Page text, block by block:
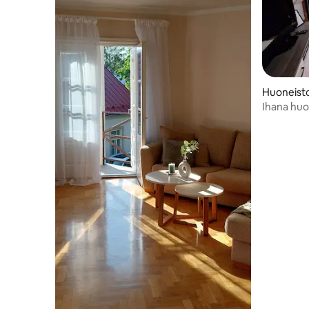
katujen kulmassa sijaitsevassa liiketilassa
oli jo kaksi suurempaa ikkunaa kuin tässä.
Muuten ikkunoita oli kuusi. Vuonna 1940
rakennus kansallistettiin, ja sodan jälkeen
NKVD toimi pohjakerroksessa. Lokerot
jätettiin vuonna 1944, ja ne luultavasti
upposivat laivan uponessa.
Neuvostoaikana talon sisätilojen
suunnittelua muutettiin, ja rakennus
jaettiin useampiin huoneistoihin. 2000-
luvun toisella vuosikymmenellä
rakennukseen tehtiin uusi katto ja katto
sekä uudet sopivat ikkunat, ja
kunnostustyöt saatiin päätökseen
vuonna 2020. Nykyään rakennus on
jaettu viiteen huoneistoon.
Kulmahuoneistossa on vanha
kalkkikiviseinä ja lankkikatto.
Ihana